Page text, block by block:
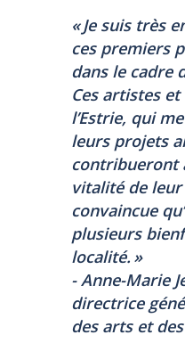
« Je suis très
ces premiers
dans le cadre
Ces artistes
l’Estrie, qui
leurs projets
contribueront
vitalité de
convaincue
plusieurs
localité. »
- Anne-Marie
directrice
des arts et